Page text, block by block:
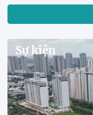
Sự kiện